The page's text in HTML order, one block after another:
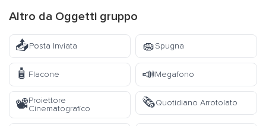
Altro da Oggetti gruppo
📤Posta Inviata 🧽Spugna
🧴 Flacone 📣Megafono
📽️Proiettore
Cinematografico
🗞️Quotidiano Arrotolato